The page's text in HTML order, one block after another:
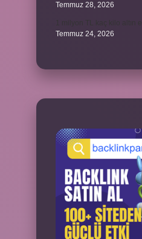
Temmuz 28, 2026
Temmuz 24, 2026